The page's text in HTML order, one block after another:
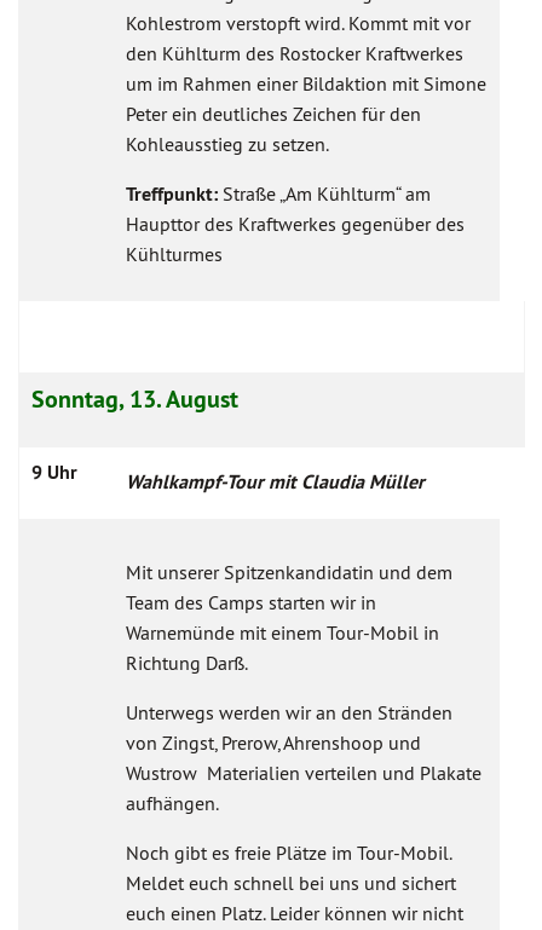
Kohlestrom verstopft wird. Kommt mit vor
den Kühlturm des Rostocker Kraftwerkes
um im Rahmen einer Bildaktion mit Simone
Peter ein deutliches Zeichen für den
Kohleausstieg zu setzen.
Treffpunkt: Straße „Am Kühlturm“ am
Haupttor des Kraftwerkes gegenüber des
Kühlturmes
Sonntag, 13. August
9 Uhr Wahlkampf-Tour mit Claudia Müller
Mit unserer Spitzenkandidatin und dem
Team des Camps starten wir in
Warnemünde mit einem Tour-Mobil in
Richtung Darß.
Unterwegs werden wir an den Stränden
von Zingst, Prerow, Ahrenshoop und
Wustrow Materialien verteilen und Plakate
aufhängen.
Noch gibt es freie Plätze im Tour-Mobil.
Meldet euch schnell bei uns und sichert
euch einen Platz. Leider können wir nicht